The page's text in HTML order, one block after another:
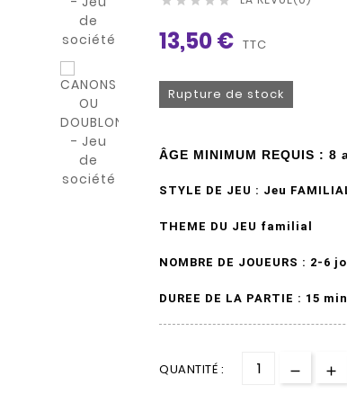
13,50 € TTC
Rupture de stock
ÂGE MINIMUM REQUIS : 8
STYLE DE JEU : Jeu
THEME DU JEU familial
NOMBRE DE JOUEURS : 2-6
DUREE DE LA PARTIE : 15
QUANTITÉ :